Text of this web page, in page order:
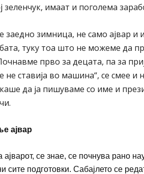
имаат и поголема
заедно зимница, не само ајвар и
туку тоа што не можеме да
прво за децата, па за
не ставија во машина“, се смее и
да ја пишуваме со име и
ајвар
се знае, се почнува рано
сите подготовки. Сабајлето се